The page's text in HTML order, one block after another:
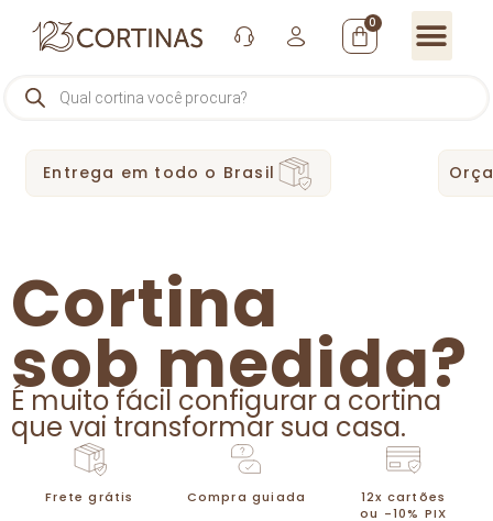
0
Entrega em todo o Brasil
Cortina
sob medida?
É muito fácil configurar a cortina
que vai transformar sua casa.
Frete grátis Compra guiada
12x cartões
ou -10% PIX